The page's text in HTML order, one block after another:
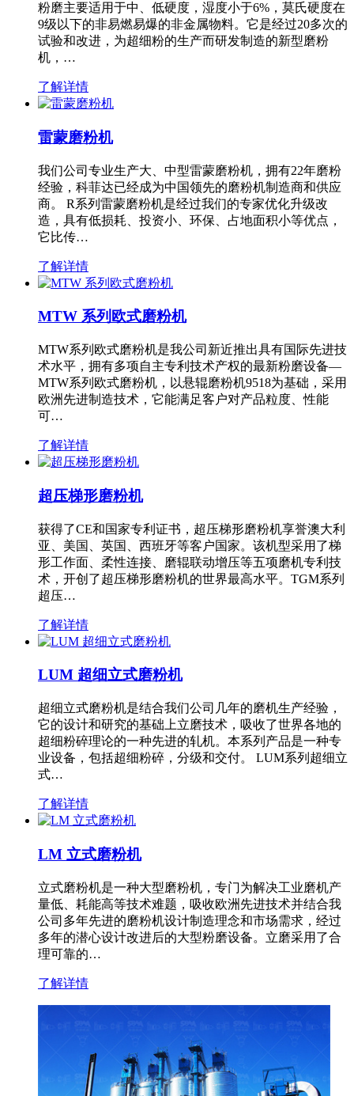
粉磨主要适用于中、低硬度，湿度小于6%，莫氏硬度在
9级以下的非易燃易爆的非金属物料。它是经过20多次的
试验和改进，为超细粉的生产而研发制造的新型磨粉
机，…
了解详情
雷蒙磨粉机
我们公司专业生产大、中型雷蒙磨粉机，拥有22年磨粉
经验，科菲达已经成为中国领先的磨粉机制造商和供应
商。 R系列雷蒙磨粉机是经过我们的专家优化升级改
造，具有低损耗、投资小、环保、占地面积小等优点，
它比传…
了解详情
MTW 系列欧式磨粉机
MTW系列欧式磨粉机是我公司新近推出具有国际先进技
术水平，拥有多项自主专利技术产权的最新粉磨设备—
MTW系列欧式磨粉机，以悬辊磨粉机9518为基础，采用
欧洲先进制造技术，它能满足客户对产品粒度、性能
可…
了解详情
超压梯形磨粉机
获得了CE和国家专利证书，超压梯形磨粉机享誉澳大利
亚、美国、英国、西班牙等客户国家。该机型采用了梯
形工作面、柔性连接、磨辊联动增压等五项磨机专利技
术，开创了超压梯形磨粉机的世界最高水平。TGM系列
超压…
了解详情
LUM 超细立式磨粉机
超细立式磨粉机是结合我们公司几年的磨机生产经验，
它的设计和研究的基础上立磨技术，吸收了世界各地的
超细粉碎理论的一种先进的轧机。本系列产品是一种专
业设备，包括超细粉碎，分级和交付。 LUM系列超细立
式…
了解详情
LM 立式磨粉机
立式磨粉机是一种大型磨粉机，专门为解决工业磨机产
量低、耗能高等技术难题，吸收欧洲先进技术并结合我
公司多年先进的磨粉机设计制造理念和市场需求，经过
多年的潜心设计改进后的大型粉磨设备。立磨采用了合
理可靠的…
了解详情